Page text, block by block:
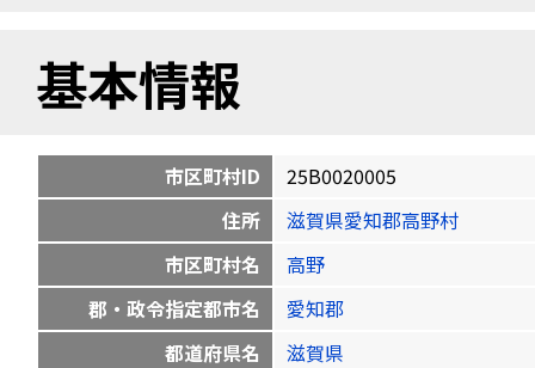
基本情報
市区町村ID
25B0020005
住所
滋賀県愛知郡高野村
市区町村名
高野
郡・政令指定都市名
愛知郡
都道府県名
滋賀県